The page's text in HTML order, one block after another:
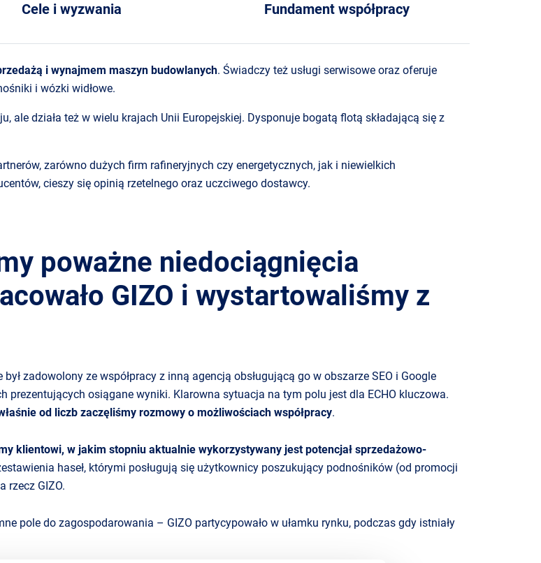
Cele i wyzwania Fundament współpracy
i wynajmem maszyn budowlanych. Świadczy też usługi serwisowe oraz oferuje
i wózki widłowe.
ale działa też w wielu krajach Unii Europejskiej. Dysponuje bogatą flotą składającą się z
zarówno dużych firm rafineryjnych czy energetycznych, jak i niewielkich
cieszy się opinią rzetelnego oraz uczciwego dostawcy.
poważne niedociągnięcia
GIZO i wystartowaliśmy z
zadowolony ze współpracy z inną agencją obsługującą go w obszarze SEO i Google
prezentujących osiągane wyniki. Klarowna sytuacja na tym polu jest dla ECHO kluczowa.
od liczb zaczęliśmy rozmowy o możliwościach współpracy.
klientowi, w jakim stopniu aktualnie wykorzystywany jest potencjał sprzedażowo-
haseł, którymi posługują się użytkownicy poszukujący podnośników (od promocji
rzecz GIZO.
pole do zagospodarowania – GIZO partycypowało w ułamku rynku, podczas gdy istniały